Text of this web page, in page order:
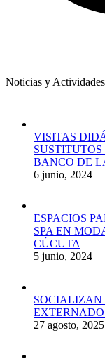
Noticias y Actividades
VISITAS
BANCO DE
6 junio, 2024
ESPACIOS
SPA EN
CÚCUTA
5 junio, 2024
SOCIALIZAN
27 agosto, 2025